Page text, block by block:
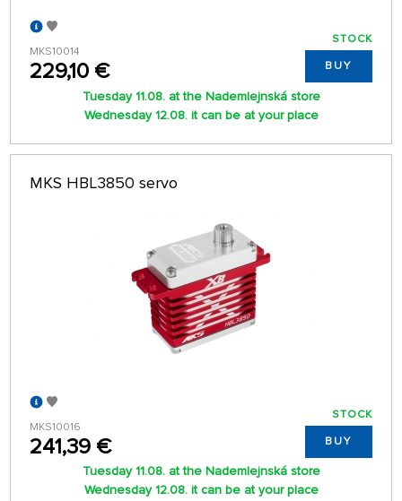
MKS10014
229,10 €
STOCK
BUY
Tuesday 11.08. at the Nademlejnská store
Wednesday 12.08. it can be at your place
MKS HBL3850 servo
MKS10016
241,39 €
STOCK
BUY
Tuesday 11.08. at the Nademlejnská store
Wednesday 12.08. it can be at your place